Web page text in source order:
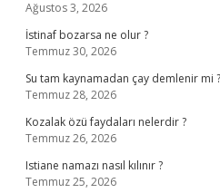
Ağustos 3, 2026
İstinaf bozarsa ne olur ?
Temmuz 30, 2026
Su tam kaynamadan çay demlenir mi ?
Temmuz 28, 2026
Kozalak özü faydaları nelerdir ?
Temmuz 26, 2026
Istiane namazı nasıl kılınır ?
Temmuz 25, 2026